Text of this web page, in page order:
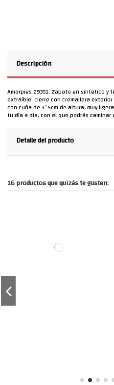
Descripción
Amarpies 29351. Zapato en sintético
extraíble. Cierre con cremallera
con cuña de 3´5cm de altura, muy
tu día a día, con el que podrás caminar
Detalle del producto
16 productos que quizás te gusten: